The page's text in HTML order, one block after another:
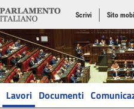
Scrivi Sito
Lavori Documenti